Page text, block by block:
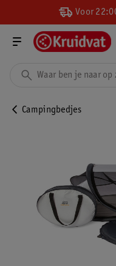
Voor
Campingbedjes